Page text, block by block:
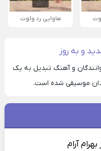
هاوایی رد ولوت
و به روز
و آهنگ تبدیل به یک
موسیقی شده است.
بهرام آرام